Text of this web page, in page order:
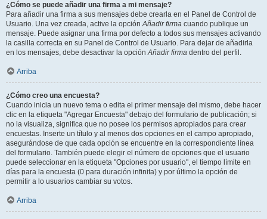
¿Cómo se puede añadir una firma a mi mensaje?
Para añadir una firma a sus mensajes debe crearla en el Panel de Control de
Usuario. Una vez creada, active la opciónAñadir firma cuando publique un
mensaje. Puede asignar una firma por defecto a todos sus mensajes activando
la casilla correcta en su Panel de Control de Usuario. Para dejar de añadirla
en los mensajes, debe desactivar la opciónAñadir firma dentro del perfil.
Arriba
¿Cómo creo una encuesta?
Cuando inicia un nuevo tema o edita el primer mensaje del mismo, debe hacer
clic en la etiqueta "Agregar Encuesta" debajo del formulario de publicación; si
no la visualiza, significa que no posee los permisos apropiados para crear
encuestas. Inserte un título y al menos dos opciones en el campo apropiado,
asegurándose de que cada opción se encuentre en la correspondiente línea
del formulario. También puede elegir el número de opciones que el usuario
puede seleccionar en la etiqueta "Opciones por usuario", el tiempo límite en
días para la encuesta (0 para duración infinita) y por último la opción de
permitir a lo usuarios cambiar su votos.
Arriba